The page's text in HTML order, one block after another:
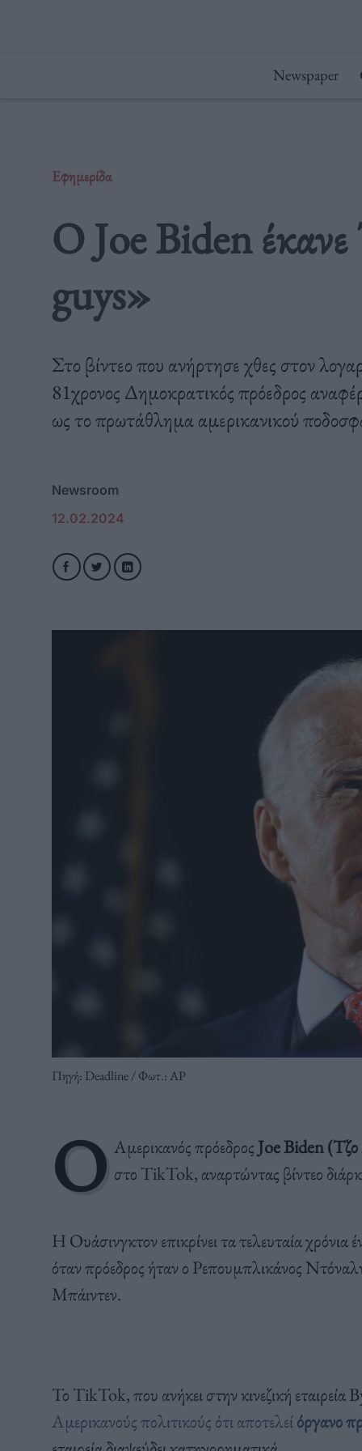
Newspaper
Εφημερίδα
Ο Joe Biden
guys»
Στο βίντεο που ανήρτησε χθες στον
81χρονος Δημοκρατικός πρόεδρος
ως το πρωτάθλημα αμερικανικού
Newsroom
12.02.2024
Πηγή: Deadline / Φωτ.: AP
Ο Αμερικανός πρόεδρος Joe Biden
στο TikTok, αναρτώντας βίντεο
Η Ουάσινγκτον επικρίνει τα τελευταία χρόνια
όταν πρόεδρος ήταν ο Ρεπουμπλικάνος
Μπάιντεν.
Το TikTok, που ανήκει στην κινεζική εταιρεία
Αμερικανούς πολιτικούς ότι αποτελείόργανο